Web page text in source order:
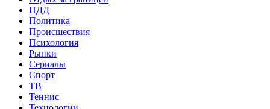
ПДД
Политика
Происшествия
Психология
Рынки
Сериалы
Спорт
ТВ
Теннис